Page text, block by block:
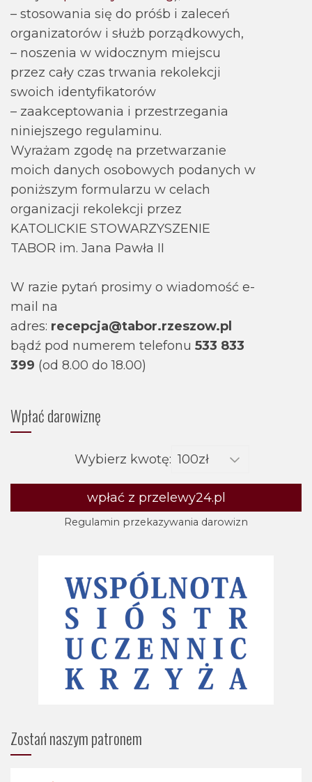
– stosowania się do próśb i zaleceń
organizatorów i służb porządkowych,
– noszenia w widocznym miejscu
przez cały czas trwania rekolekcji
swoich identyfikatorów
– zaakceptowania i przestrzegania
niniejszego regulaminu.
Wyrażam zgodę na przetwarzanie
moich danych osobowych podanych w
poniższym formularzu w celach
organizacji rekolekcji przez
KATOLICKIE STOWARZYSZENIE
TABOR im. Jana Pawła II
W razie pytań prosimy o wiadomość e-
mail na
adres: recepcja@tabor.rzeszow.pl
bądź pod numerem telefonu 533 833
399 (od 8.00 do 18.00)
Wpłać darowiznę
Wybierz kwotę:
wpłać z przelewy24.pl
Regulamin przekazywania darowizn
Zostań naszym patronem